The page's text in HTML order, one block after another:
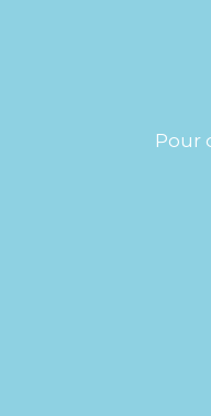
Pour